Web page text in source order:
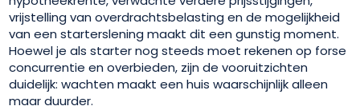
vrijstelling van overdrachtsbelasting en de mogelijkheid
van een starterslening maakt dit een gunstig moment.
Hoewel je als starter nog steeds moet rekenen op forse
concurrentie en overbieden, zijn de vooruitzichten
duidelijk: wachten maakt een huis waarschijnlijk alleen
maar duurder.